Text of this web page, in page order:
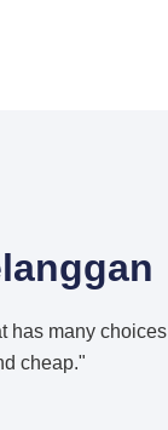
has many choices
cheap."